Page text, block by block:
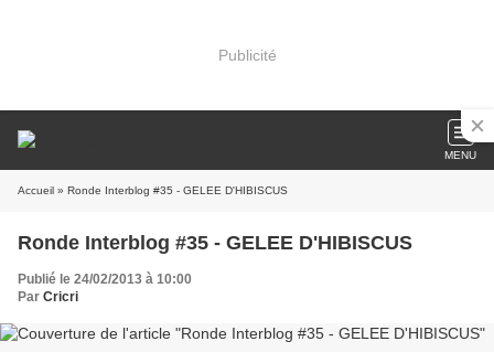
Publicité
MENU
Accueil » Ronde Interblog #35 - GELEE D'HIBISCUS
Ronde Interblog #35 - GELEE D'HIBISCUS
Publié le 24/02/2013 à 10:00
Par Cricri